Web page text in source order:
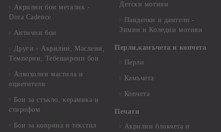
Акрилни бои металик -
Dora Cadence
Антични бои
Други - Акрилни, Маслени,
Темперни, Тебеширени бои
Алкохолни мастила и
оцветители
Бои за стъкло, керамика и
стирофом
Бои за коприна и текстил
Детски мотиви
Панделки и дантели -
Зимни и Коледни мотиви
Перли,камъчета и копчета
Перли
Камъчета
Копчета
Печати
Акрилни блокчета и